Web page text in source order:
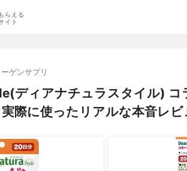
らえる
イト
ーゲンサプリ
ディアナチュラスタイル) コ
際に使ったリアルな本音レビ